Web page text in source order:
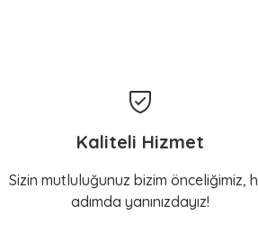
Kaliteli Hizmet
Sizin mutluluğunuz bizim önceliğimiz,
adımda yanınızdayız!